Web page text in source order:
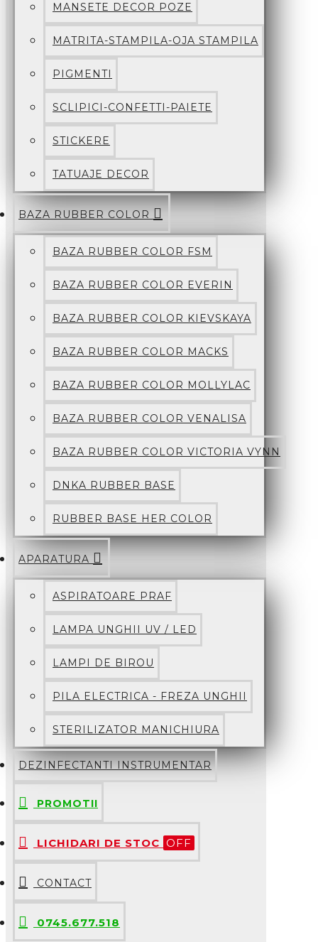
MANSETE DECOR POZE
MATRITA-STAMPILA-OJA STAMPILA
PIGMENTI
SCLIPICI-CONFETTI-PAIETE
STICKERE
TATUAJE DECOR
BAZA RUBBER COLOR
BAZA RUBBER COLOR FSM
BAZA RUBBER COLOR EVERIN
BAZA RUBBER COLOR KIEVSKAYA
BAZA RUBBER COLOR MACKS
BAZA RUBBER COLOR MOLLYLAC
BAZA RUBBER COLOR VENALISA
BAZA RUBBER COLOR VICTORIA VYNN
DNKA RUBBER BASE
RUBBER BASE HER COLOR
APARATURA
ASPIRATOARE PRAF
LAMPA UNGHII UV / LED
LAMPI DE BIROU
PILA ELECTRICA - FREZA UNGHII
STERILIZATOR MANICHIURA
DEZINFECTANTI INSTRUMENTAR
PROMOTII
LICHIDARI DE STOC OFF
CONTACT
0745.677.518